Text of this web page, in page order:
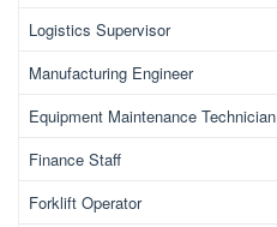
Logistics Supervisor
Manufacturing Engineer
Equipment Maintenance Technician
Finance Staff
Forklift Operator